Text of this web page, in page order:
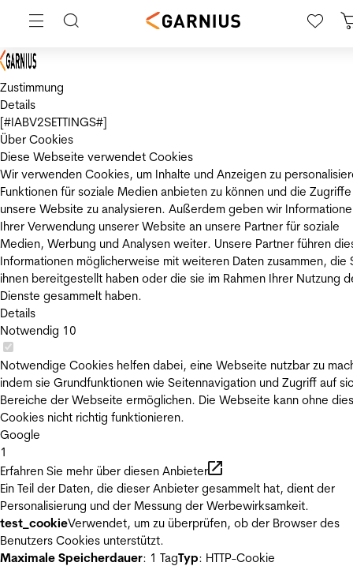
Zustimmung
Details
[#IABV2SETTINGS#]
Über Cookies
Diese Webseite verwendet Cookies
Wir verwenden Cookies, um Inhalte und Anzeigen zu
Funktionen für soziale Medien anbieten zu können und die
unsere Website zu analysieren. Außerdem geben wir
Ihrer Verwendung unserer Website an unsere Partner für soziale
Medien, Werbung und Analysen weiter. Unsere Partner führen
Informationen möglicherweise mit weiteren Daten zusammen, die
ihnen bereitgestellt haben oder die sie im Rahmen Ihrer Nutzung
Dienste gesammelt haben.
Details
Notwendig 10
Notwendige Cookies helfen dabei, eine Webseite nutzbar zu
indem sie Grundfunktionen wie Seitennavigation und Zugriff auf
Bereiche der Webseite ermöglichen. Die Webseite kann ohne
Cookies nicht richtig funktionieren.
Google
1
Erfahren Sie mehr über diesen Anbieter
Ein Teil der Daten, die dieser Anbieter gesammelt hat, dient der
Personalisierung und der Messung der Werbewirksamkeit.
test_cookieVerwendet, um zu überprüfen, ob der Browser des
Benutzers Cookies unterstützt.
Maximale Speicherdauer: 1 TagTyp: HTTP-Cookie